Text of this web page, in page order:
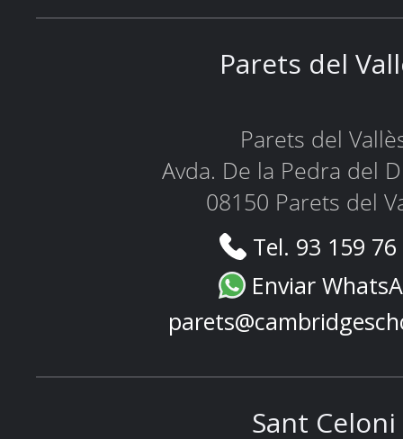
Parets del
Parets del
Avda. De la Pedra del
08150 Parets del
Tel. 93 159
Enviar
Sant Celoni